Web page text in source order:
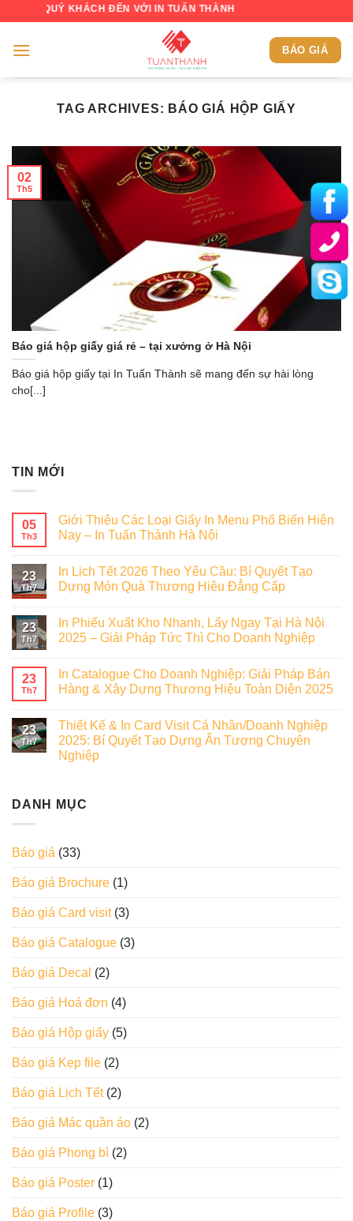
content
QUÝ KHÁCH ĐẾN VỚI IN TUẤN THÀNH
BÁO GIÁ
TAG ARCHIVES: BÁO GIÁ HỘP GIẤY
Báo giá hộp giấy giá rẻ – tại xưởng ở Hà Nội
Báo giá hộp giấy tại In Tuấn Thành sẽ mang đến sự hài lòng
cho[...]
02
Th5
TIN MỚI
05
Th3
Giới Thiệu Các Loại Giấy In Menu Phổ Biến Hiện
Nay – In Tuấn Thành Hà Nội
23
Th7
In Lịch Tết 2026 Theo Yêu Cầu: Bí Quyết Tạo
Dựng Món Quà Thương Hiệu Đẳng Cấp
23
Th7
In Phiếu Xuất Kho Nhanh, Lấy Ngay Tại Hà Nội
2025 – Giải Pháp Tức Thì Cho Doanh Nghiệp
23
Th7
In Catalogue Cho Doanh Nghiệp: Giải Pháp Bán
Hàng & Xây Dựng Thương Hiệu Toàn Diện 2025
23
Th7
Thiết Kế & In Card Visit Cá Nhân/Doanh Nghiệp
2025: Bí Quyết Tạo Dựng Ấn Tượng Chuyên
Nghiệp
DANH MỤC
Báo giá (33)
Báo giá Brochure (1)
Báo giá Card visit(3)
Báo giá Catalogue (3)
Báo giá Decal (2)
Báo giá Hoá đơn (4)
Báo giá Hộp giấy (5)
Báo giá Kẹp file (2)
Báo giá Lịch Tết(2)
Báo giá Mác quần áo (2)
Báo giá Phong bì (2)
Báo giá Poster (1)
Báo giá Profile (3)